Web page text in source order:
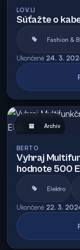
LOV.LI
Súťažte o
Fashion &
Ukončené 24. 3.
Archív
BERTO
Vyhraj
hodnote 500
Elektro
Ukončené 22. 3.